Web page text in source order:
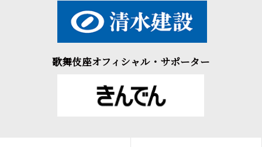
歌舞伎座オフィシャル・サポーター